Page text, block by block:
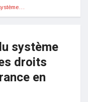
système
droits
en